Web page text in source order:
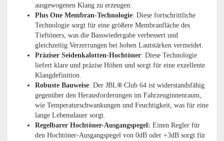
ausgewogenen Klang zu erzeugen.
Plus One Membran-Technologie: Diese fortschrittliche
Technologie sorgt für eine größere Membranfläche des
Tieftöners, was die Basswiedergabe verbessert und
gleichzeitig Verzerrungen bei hohen Lautstärken vermeidet.
Präziser Seidenkalotten-Hochtöner: Diese Technologie
liefert klare und präzise Höhen und sorgt für eine exzellente
Klangdefinition.
Robuste Bauweise: Der JBL® Club 64 ist widerstandsfähig
gegenüber den Herausforderungen im Fahrzeuginnenraum,
wie Temperaturschwankungen und Feuchtigkeit, was für eine
lange Lebensdauer sorgt.
Regelbarer Hochtöner-Ausgangspegel: Einen Regler für
den Hochtöner-Ausgangspegel von 0dB oder +3dB sorgt für